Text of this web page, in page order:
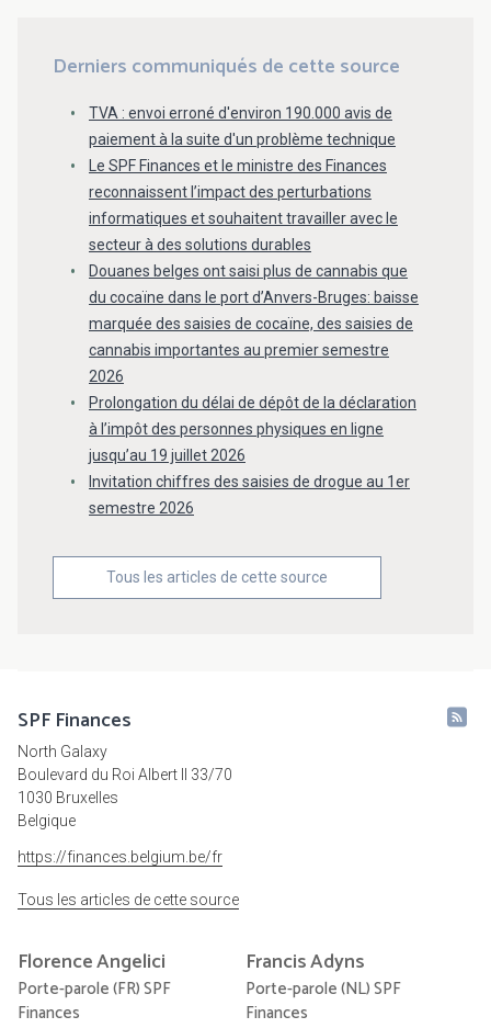
Derniers communiqués de cette source
TVA : envoi erroné d'environ 190.000 avis de
paiement à la suite d'un problème technique
Le SPF Finances et le ministre des Finances
reconnaissent l’impact des perturbations
informatiques et souhaitent travailler avec le
secteur à des solutions durables
Douanes belges ont saisi plus de cannabis que
du cocaïne dans le port d’Anvers-Bruges: baisse
marquée des saisies de cocaïne, des saisies de
cannabis importantes au premier semestre
2026
Prolongation du délai de dépôt de la déclaration
à l’impôt des personnes physiques en ligne
jusqu’au 19 juillet 2026
Invitation chiffres des saisies de drogue au 1er
semestre 2026
Tous les articles de cette source
SPF Finances
North Galaxy
Boulevard du Roi Albert II 33/70
1030 Bruxelles
Belgique
https://finances.belgium.be/fr
Tous les articles de cette source
FlorenceAngelici
Porte-parole (FR) SPF
Finances
FrancisAdyns
Porte-parole (NL) SPF
Finances